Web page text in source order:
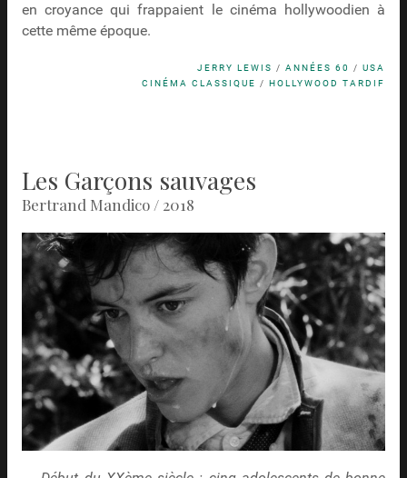
en croyance qui frappaient le cinéma hollywoodien à
cette même époque.
JERRY LEWIS /ANNÉES 60 /USA
CINÉMA CLASSIQUE /HOLLYWOOD TARDIF
Les Garçons sauvages
Bertrand Mandico / 2018